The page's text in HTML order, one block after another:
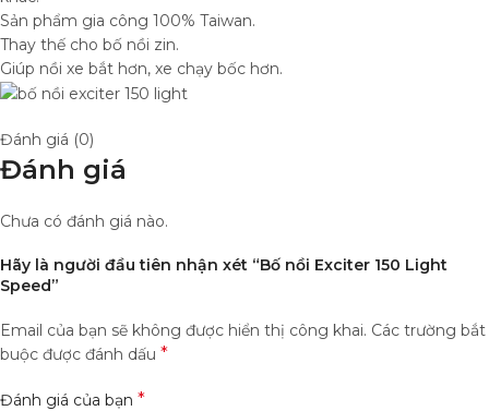
Sản phẩm gia công 100% Taiwan.
Thay thế cho bố nồi zin.
Giúp nồi xe bắt hơn, xe chạy bốc hơn.
Đánh giá (0)
Đánh giá
Chưa có đánh giá nào.
Hãy là người đầu tiên nhận xét “Bố nồi Exciter 150 Light
Speed”
Email của bạn sẽ không được hiển thị công khai. Các trường bắt
buộc được đánh dấu *
Đánh giá của bạn *